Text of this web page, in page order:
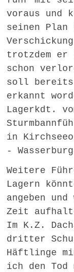
voraus und
seinen
trotzdem er
schon
soll bereits
erkannt
Lagerkdt.
in
-
Weitere
Lagern
angeben
Zeit
Im K.Z.
dritter
Häftlinge
ich den Tod